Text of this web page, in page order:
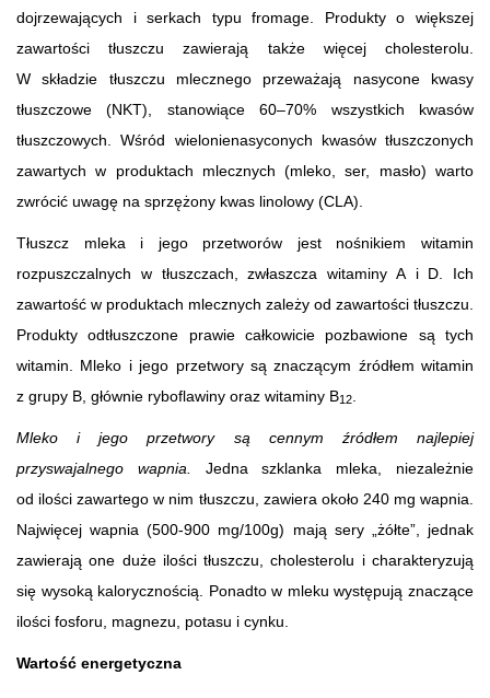
dojrzewających i serkach typu fromage. Produkty o większej
zawartości tłuszczu zawierają także więcej cholesterolu.
W składzie tłuszczu mlecznego przeważają nasycone kwasy
tłuszczowe (NKT), stanowiące 60–70% wszystkich kwasów
tłuszczowych. Wśród wielonienasyconych kwasów tłuszczonych
zawartych w produktach mlecznych (mleko, ser, masło) warto
zwrócić uwagę na sprzężony kwas linolowy (CLA).
Tłuszcz mleka i jego przetworów jest nośnikiem witamin
rozpuszczalnych w tłuszczach, zwłaszcza witaminy A i D. Ich
zawartość w produktach mlecznych zależy od zawartości tłuszczu.
Produkty odtłuszczone prawie całkowicie pozbawione są tych
witamin. Mleko i jego przetwory są znaczącym źródłem witamin
z grupy B, głównie ryboflawiny oraz witaminy B12
Mleko i jego przetwory są cennym źródłem najlepiej
przyswajalnego wapnia.
Jedna szklanka mleka, niezależnie
od ilości zawartego w nim tłuszczu, zawiera około 240 mg wapnia.
Najwięcej wapnia (500-900 mg/100g) mają sery „żółte”, jednak
zawierają one duże ilości tłuszczu, cholesterolu i charakteryzują
się wysoką kalorycznością. Ponadto w mleku występują znaczące
ilości fosforu, magnezu, potasu i cynku.
Wartość energetyczna